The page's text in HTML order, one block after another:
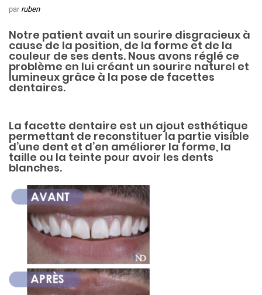
par ruben
Notre patient avait un sourire disgracieux à
cause de la position, de la forme et de la
couleur de ses dents. Nous avons réglé ce
problème en lui créant un sourire naturel et
lumineux grâce à la pose de facettes
dentaires.
La facette dentaire est un ajout esthétique
permettant de reconstituer la partie visible
d’une dent et d’en améliorer la forme, la
taille ou la teinte pour avoir les dents
blanches.